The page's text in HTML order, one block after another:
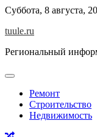
Skip
content
Суббота, 8 августа,
tuule.ru
Региональный
Ремонт
Строительство
Недвижимость